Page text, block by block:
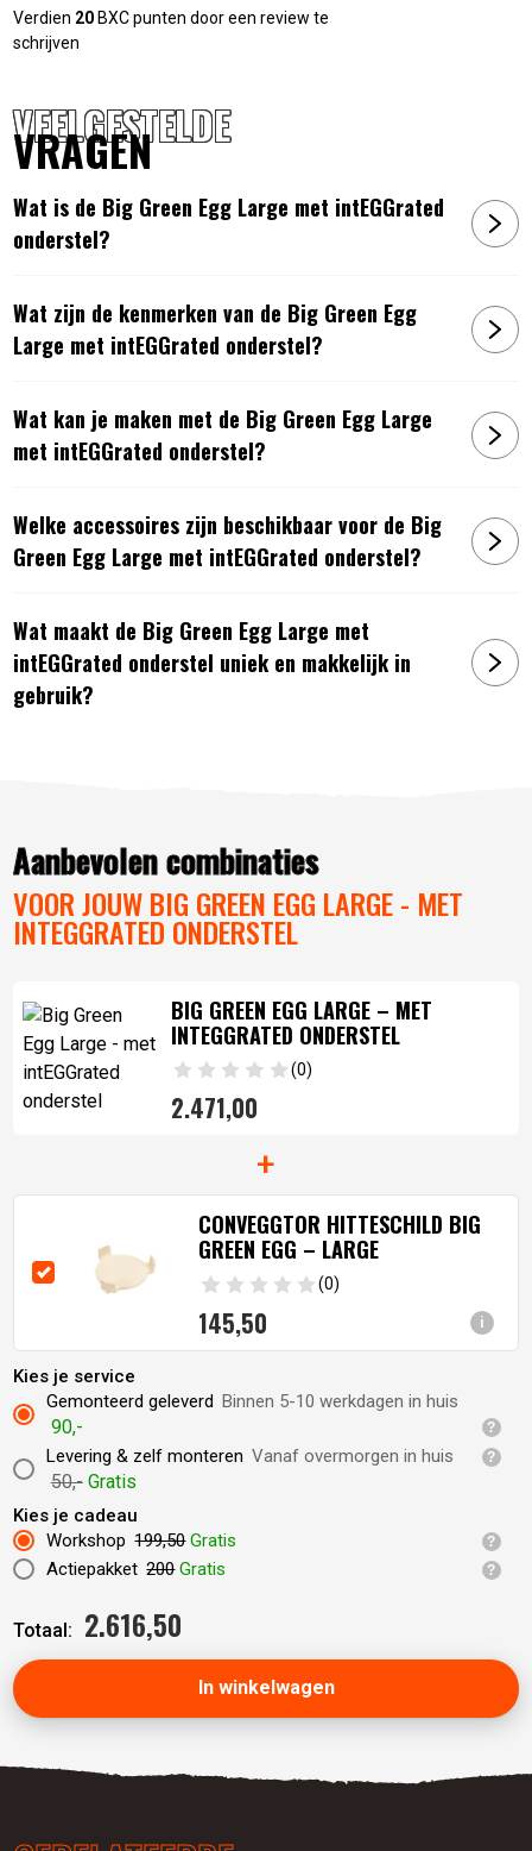
houtskool gebruikt. De Big Green Egg verbruikt zeer weinig
van het houtskool, waardoor je tijdens het koken geen extra
wanden wordt de warmte goed vastgehouden. De barbecue
is tevens vorstbestendig. In de keramische deksel van de
Egg Large zit een thermometer.
Mochten er vragen zijn neem dan gerust contact met ons op!
Wij helpen je graag verder!
Verdien 20 BXC punten door een review te
schrijven
VEELGESTELDE
VRAGEN
Wat is de Big Green Egg Large met intEGGrated
onderstel?
Wat zijn de kenmerken van de Big Green Egg
Large met intEGGrated onderstel?
Wat kan je maken met de Big Green Egg Large
met intEGGrated onderstel?
Welke accessoires zijn beschikbaar voor de Big
Green Egg Large met intEGGrated onderstel?
Wat maakt de Big Green Egg Large met
intEGGrated onderstel uniek en makkelijk in
gebruik?
Aanbevolen combinaties
VOOR JOUW BIG GREEN EGG LARGE - MET
INTEGGRATED ONDERSTEL
BIG GREEN EGG LARGE – MET
INTEGGRATED ONDERSTEL
(0)
2.471,00
+
i
CONVEGGTOR HITTESCHILD BIG
GREEN EGG – LARGE
(0)
145,50
Kies je service
Gemonteerd geleverd Binnen 5-10 werkdagen in huis
90,-
Levering & zelf monteren Vanaf overmorgen in huis
50,- Gratis
Kies je cadeau
Workshop 199,50Gratis
Actiepakket 200Gratis
Totaal: 2.616,50
In winkelwagen